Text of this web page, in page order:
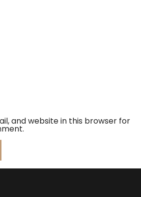
and website in this browser for